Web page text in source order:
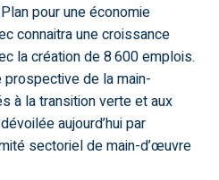
Plan pour une économie
connaitra une croissance
la création de 8 600 emplois.
prospective de la main-
à la transition verte et aux
aujourd’hui par
sectoriel de main-d’œuvre